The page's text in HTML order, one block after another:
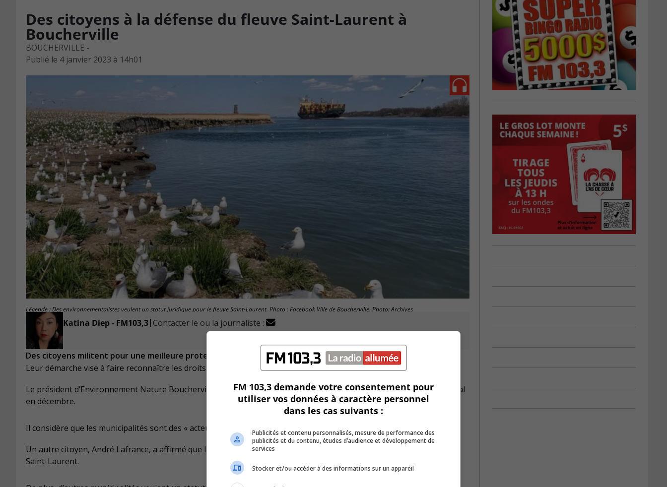
Des citoyens à la défense du fleuve Saint-Laurent à
Boucherville
BOUCHERVILLE -
Publié le 4 janvier 2023 à 14h01
Légende : Des environnementalistes veulent un statut juridique pour le fleuve Saint-Laurent. Photo : Facebook Ville de Boucherville. Photo: Archives
Katina Diep - FM103,3| Contacter le ou la journaliste :
Des citoyens militent pour une meilleure protection du fleuve Saint-Laurent à Boucherville.
Leur démarche vise à faire reconnaître les droits fondamentaux de ce cours d’eau.
Le président d’Environnement Nature Boucherville, Guy Morin, a d’ailleurs déposé une résolution au conseil municipal
en décembre.
Il considère que les municipalités sont des « acteurs clés » pour la protection de l’eau et de la biodiversité.
Un autre citoyen, André Lafrance, a affirmé que la loi protège certaines espèces mais pas les écosystèmes comme le
Saint-Laurent.
FM 103,3 demande votre consentement pour
utiliser vos données à caractère personnel
dans les cas suivants :
Publicités et contenu personnalisés, mesure de performance des
publicités et du contenu, études d’audience et développement de
services
Stocker et/ou accéder à des informations sur un appareil